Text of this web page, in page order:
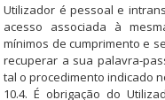
Utilizador é pessoal e
acesso associada à
mínimos de cumprimento e
recuperar a sua palavra-
tal o procedimento indicado
10.4. É obrigação do